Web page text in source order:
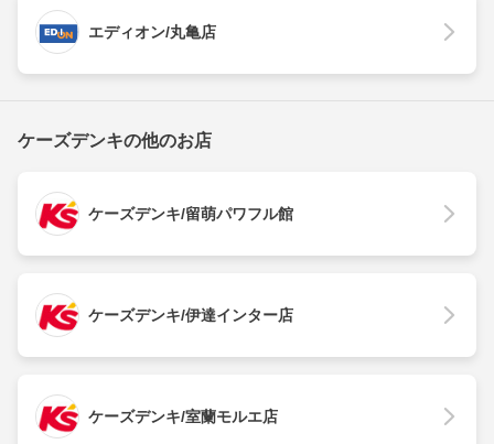
エディオン/丸亀店
ケーズデンキの他のお店
ケーズデンキ/留萌パワフル館
ケーズデンキ/伊達インター店
ケーズデンキ/室蘭モルエ店